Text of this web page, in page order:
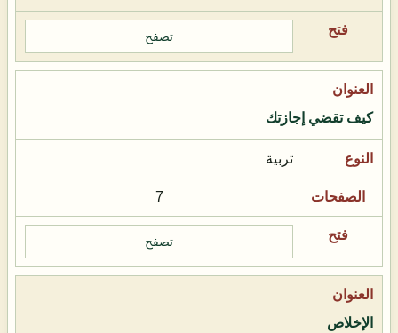
تصفح
كيف تقضي إجازتك
تربية
7
تصفح
الإخلاص